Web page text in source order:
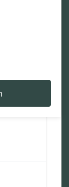
Je reserveert een plek aan het water voor minimaal 3 nachten